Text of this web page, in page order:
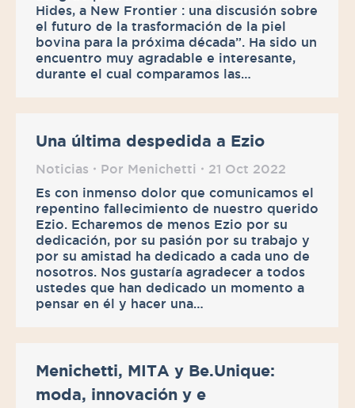
Hides, a New Frontier : una discusión sobre
el futuro de la trasformación de la piel
bovina para la próxima década”. Ha sido un
encuentro muy agradable e interesante,
durante el cual comparamos las…
Una última despedida a Ezio
Noticias Por Menichetti
21 Oct 2022
Es con inmenso dolor que comunicamos el
repentino fallecimiento de nuestro querido
Ezio. Echaremos de menos Ezio por su
dedicación, por su pasión por su trabajo y
por su amistad ha dedicado a cada uno de
nosotros. Nos gustaría agradecer a todos
ustedes que han dedicado un momento a
pensar en él y hacer una…
Menichetti, MITA y Be.Unique:
moda, innovación y e